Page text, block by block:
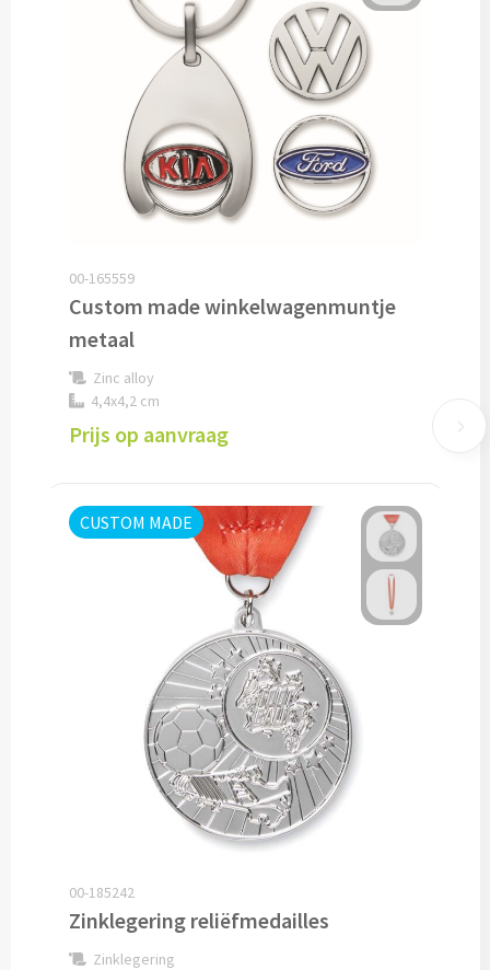
Proteine shakers bedrukken
IJsblokjes bedrukken
Rietjes bedrukken
Alle drinkwaren
Custom made drinkflessen
Lunch
Lunchbekers bedrukken
Voedselcontainers bedrukken
Pepermunt bedrukken
Snoeppotten bedrukken
Snoepblikken bedrukken
Snoep bedrukken
Lollies bedrukken
00-165559
Custom made winkelwagenmuntje
metaal
Zinc alloy
4,4x4,2 cm
Prijs op aanvraag
CUSTOM MADE
00-185242
Zinklegering reliëfmedailles
Zinklegering